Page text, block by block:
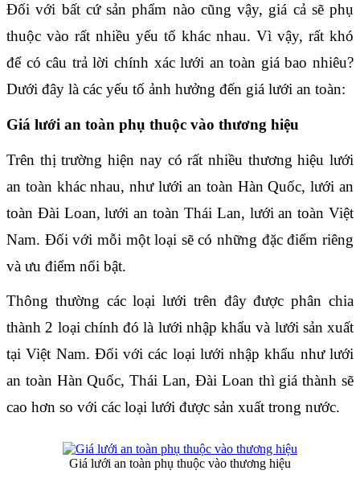
Đối với bất cứ sản phẩm nào cũng vậy, giá cả sẽ phụ
thuộc vào rất nhiều yếu tố khác nhau. Vì vậy, rất khó
để có câu trả lời chính xác lưới an toàn giá bao nhiêu?
Dưới đây là các yếu tố ảnh hưởng đến giá lưới an toàn:
Giá lưới an toàn phụ thuộc vào thương hiệu
Trên thị trường hiện nay có rất nhiều thương hiệu lưới
an toàn khác nhau, như lưới an toàn Hàn Quốc, lưới an
toàn Đài Loan, lưới an toàn Thái Lan, lưới an toàn Việt
Nam. Đối với mỗi một loại sẽ có những đặc điểm riêng
và ưu điểm nổi bật.
Thông thường các loại lưới trên đây được phân chia
thành 2 loại chính đó là lưới nhập khẩu và lưới sản xuất
tại Việt Nam. Đối với các loại lưới nhập khẩu như lưới
an toàn Hàn Quốc, Thái Lan, Đài Loan thì giá thành sẽ
cao hơn so với các loại lưới được sản xuất trong nước.
Giá lưới an toàn phụ thuộc vào thương hiệu